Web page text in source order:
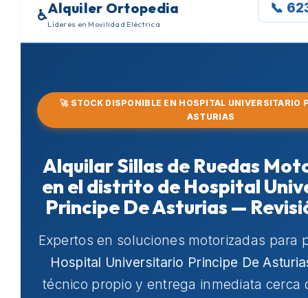
♿Alquiler Ortopedia
Líderes en Movilidad Eléctrica
📞
🚀 STOCK DISPONIBLE EN HOSPITAL UNIVERSITARIO
ASTURIAS
Alquilar Sillas de Ruedas
en el distrito de Hospital
Principe De Asturias —
Expertos en soluciones motorizadas para
Hospital Universitario Principe De
técnico propio y entrega inmediata cerca